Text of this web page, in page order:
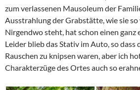
zum verlassenen Mausoleum der
Ausstrahlung der Grabstätte, wie sie so
Nirgendwo steht, hat schon einen ganz
Leider blieb das Stativ im Auto, so dass
Rauschen zu knipsen waren, aber ich
Charakterzüge des Ortes auch so